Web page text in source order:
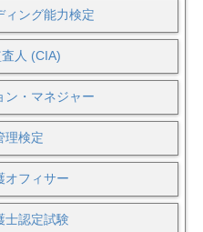
ィング能力検定
人 (CIA)
ン・マネジャー
理検定
オフィサー
士認定試験